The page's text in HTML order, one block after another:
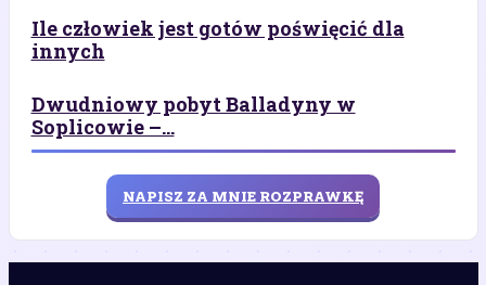
Ile człowiek jest gotów poświęcić dla
innych
Dwudniowy pobyt Balladyny w
Soplicowie –...
NAPISZ ZA MNIE ROZPRAWKĘ